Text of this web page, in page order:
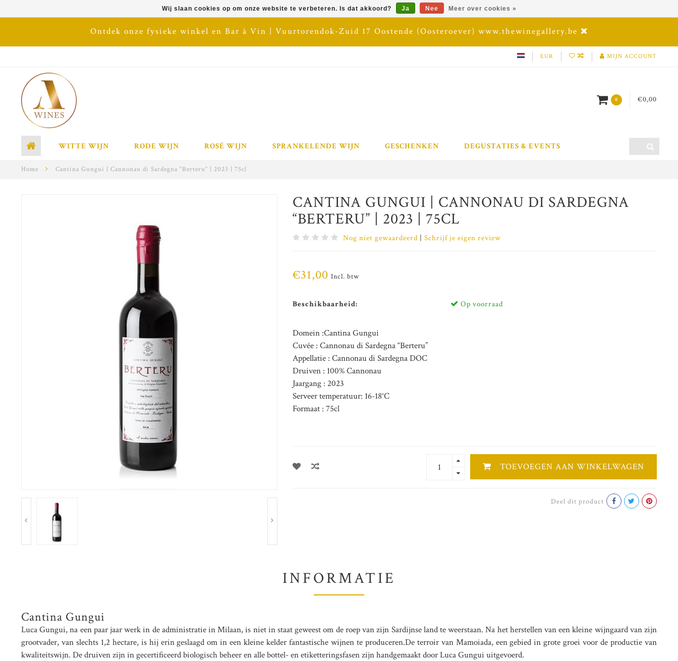
Ontdek onze fysieke winkel en Bar à Vin | Vuurtorendok-Zuid 17 Oostende (Oosteroever) www.thewinegallery.be
EUR MIJN ACCOUNT
0 €0,00
WITTE WIJN RODE WIJN ROSÉ WIJN SPRANKELENDE WIJN GESCHENKEN DEGUSTATIES & EVENTS
Home Cantina Gungui | Cannonau di Sardegna “Berteru” | 2023 | 75cl
CANTINA GUNGUI | CANNONAU DI SARDEGNA
“BERTERU” | 2023 | 75CL
Nog niet gewaardeerd | Schrijf je eigen review
€31,00 Incl. btw
Beschikbaarheid: Op voorraad
Domein :Cantina Gungui
Cuvée : Cannonau di Sardegna “Berteru”
Appellatie : Cannonau di Sardegna DOC
Druiven : 100% Cannonau
Jaargang : 2023
Serveer temperatuur: 16-18°C
Formaat : 75cl
TOEVOEGEN AAN WINKELWAGEN
Deel dit product
INFORMATIE
Cantina Gungui
Luca Gungui, na een paar jaar werk in de administratie in Milaan, is niet in staat geweest om de roep van zijn Sardijnse land te weerstaan. Na het herstellen van een kleine wijngaard van zijn
grootvader, van slechts 1,2 hectare, is hij erin geslaagd om in een kleine kelder fantastische wijnen te produceren.De terroir van Mamoiada, een gebied in grote groei voor de productie van
kwaliteitswijn. De druiven zijn in gecertificeerd biologisch beheer en alle bottel- en etiketteringsfasen zijn handgemaakt door Luca Gungui uitgevoerd.
Wij slaan cookies op om onze website te verbeteren. Is dat akkoord? Ja Nee Meer over cookies »